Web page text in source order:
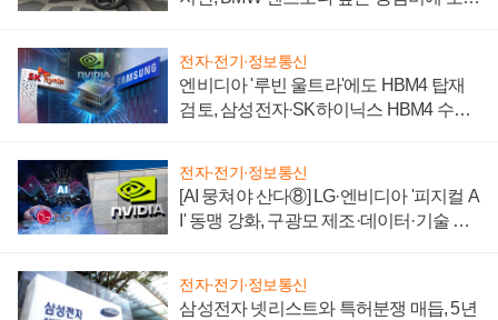
전자·전기·정보통신
엔비디아 '루빈 울트라'에도 HBM4 탑재
검토, 삼성전자·SK하이닉스 HBM4 수율
전자·전기·정보통신
[AI 뭉쳐야 산다⑧] LG·엔비디아 '피지컬 A
I' 동맹 강화, 구광모 제조·데이터·기술 결
전자·전기·정보통신
삼성전자 넷리스트와 특허분쟁 매듭, 5년